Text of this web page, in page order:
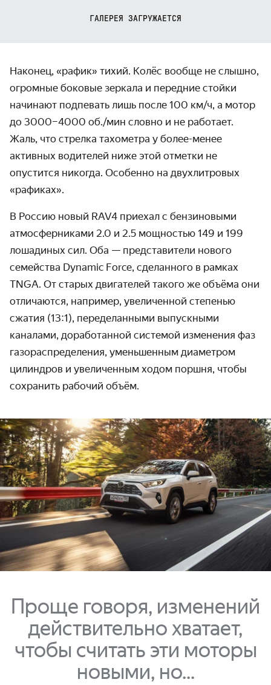
ГАЛЕРЕЯ ЗАГРУЖАЕТСЯ
Наконец, «рафик» тихий. Колёс вообще не слышно,
огромные боковые зеркала и передние стойки
начинают подпевать лишь после 100 км/ч, а мотор
до 3000–4000 об./мин словно и не работает.
Жаль, что стрелка тахометра у более-менее
активных водителей ниже этой отметки не
опустится никогда. Особенно на двухлитровых
«рафиках».
В Россию новый RAV4 приехал с бензиновыми
атмосферниками 2.0 и 2.5 мощностью 149 и 199
лошадиных сил. Оба — представители нового
семейства Dynamic Force, сделанного в рамках
TNGA. От старых двигателей такого же объёма они
отличаются, например, увеличенной степенью
сжатия (13:1), переделанными выпускными
каналами, доработанной системой изменения фаз
газораспределения, уменьшенным диаметром
цилиндров и увеличенным ходом поршня, чтобы
сохранить рабочий объём.
Проще говоря, изменений
действительно хватает,
чтобы считать эти моторы
новыми, но...